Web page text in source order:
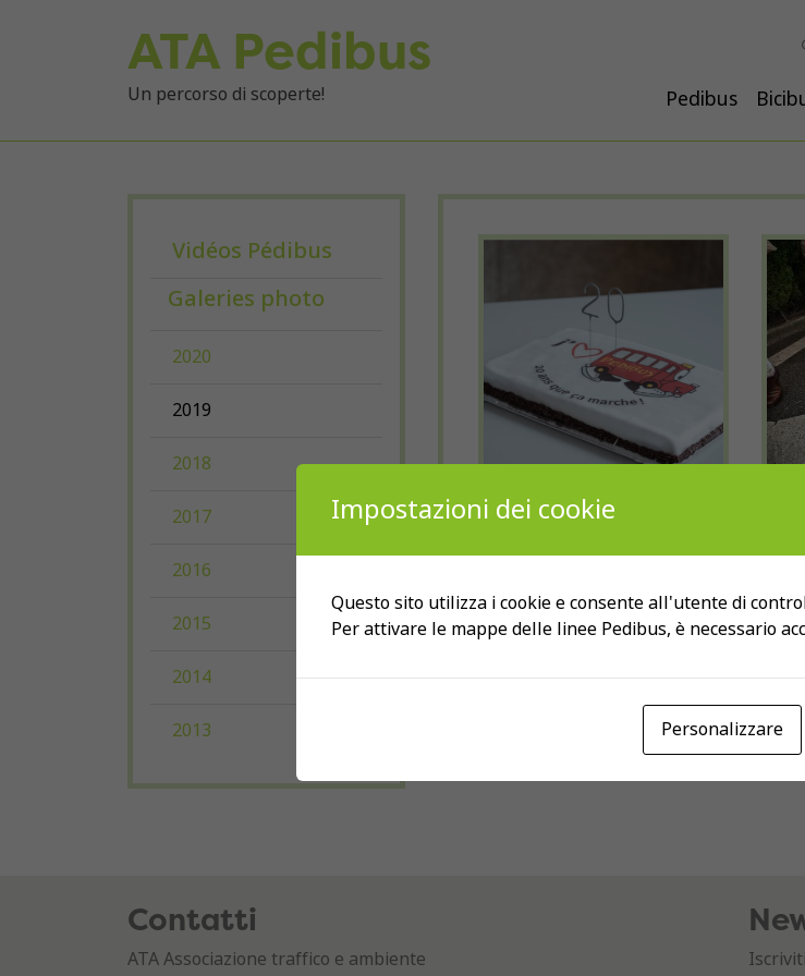
ATA Pedibus
Un percorso di scoperte! Pedibus
Vidéos Pédibus
Galeries photo
2020
2019
2018
2017
2016
2015
2014
2013
Pedibus: 20
anni che
funziona!
Contatti
ATA Associazione traffico e ambiente
Impostazioni dei cookie
Questo sito utilizza i cookie e consente all'utente di
Per attivare le mappe delle linee Pedibus, è necessario
Personalizzare